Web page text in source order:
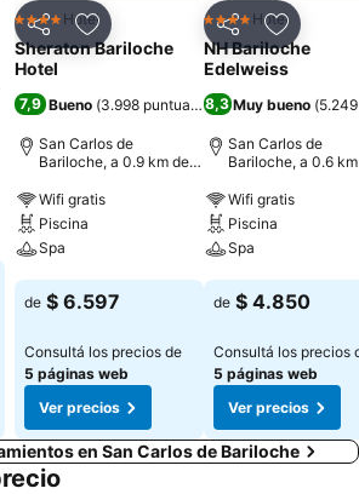
con capacidad para seis personas.
CompartirAñadir a favoritos
4 EstrellasHotel
Sheraton Bariloche
Hotel
7,9 Bueno (3.998 puntuaciones)
San Carlos de
Bariloche, a 0.9 km de:
Wifi gratis
Piscina
Spa
Ver precios
de $ 6.597
Consultá los precios de
5 páginas web
Ver precios
CompartirAñadir
4 EstrellasHotel
NH Bariloche
Edelweiss
8,3 Muy bueno (
San Carlos de
Bariloche, a 0.6
Wifi gratis
Piscina
Spa
Ver precios
de $ 4.850
Consultá los precios
5 páginas web
Ver precios
en San Carlos de Bariloche